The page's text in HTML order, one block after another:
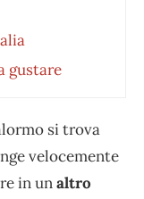
gustare
si trova
velocemente
in unaltro